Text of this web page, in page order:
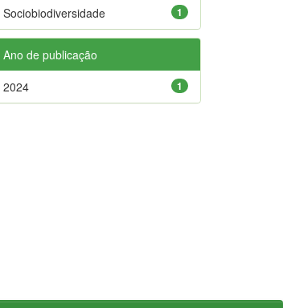
1
Sociobiodiversidade
Ano de publicação
1
2024